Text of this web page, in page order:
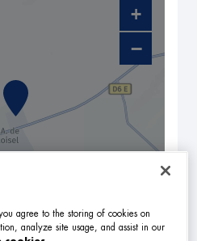
+
−
ITINÉRAIRE
agree to the storing of cookies on
analyze site usage, and assist in our